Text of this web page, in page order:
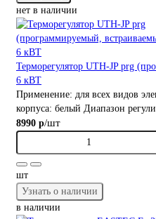
нет в наличии
Терморегулятор UTH-JP prg
6 кВТ
Применение: для всех видов
корпуса: белый Диапазон
8990 р/шт
шт
Узнать о наличии
в наличии